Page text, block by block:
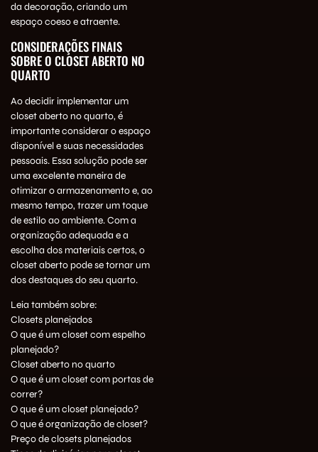
da decoração, criando um
espaço coeso e atraente.
CONSIDERAÇÕES FINAIS
SOBRE O CLOSET ABERTO NO
QUARTO
Ao decidir implementar um
closet aberto no quarto, é
importante considerar o espaço
disponível e suas necessidades
pessoais. Essa solução pode ser
uma excelente maneira de
otimizar o armazenamento e, ao
mesmo tempo, trazer um toque
de estilo ao ambiente. Com a
organização adequada e a
escolha dos materiais certos, o
closet aberto pode se tornar um
dos destaques do seu quarto.
Leia também sobre:
Closets planejados
O que é um closet com espelho
planejado?
Closet aberto no quarto
O que é um closet com portas de
correr?
O que é um closet planejado?
O que é organização de closet?
Preço de closets planejados